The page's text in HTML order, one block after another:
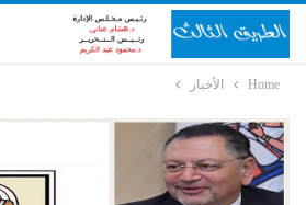
Home الأخبار